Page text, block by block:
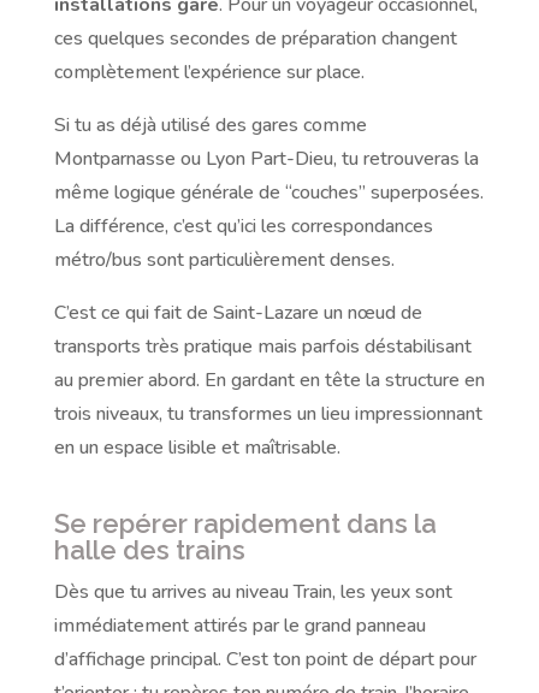
ces quelques secondes de préparation changent
complètement l’expérience sur place.
Si tu as déjà utilisé des gares comme
Montparnasse ou Lyon Part-Dieu, tu retrouveras la
même logique générale de “couches” superposées.
La différence, c’est qu’ici les correspondances
métro/bus sont particulièrement denses.
C’est ce qui fait de Saint-Lazare un nœud de
transports très pratique mais parfois déstabilisant
au premier abord. En gardant en tête la structure en
trois niveaux, tu transformes un lieu impressionnant
en un espace lisible et maîtrisable.
Se repérer rapidement dans la
halle des trains
Dès que tu arrives au niveau Train, les yeux sont
immédiatement attirés par le grand panneau
d’affichage principal. C’est ton point de départ pour